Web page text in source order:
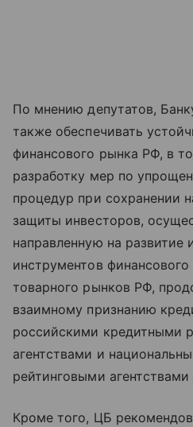
По мнению депутатов,
также обеспечивать
финансового рынка РФ, в
разработку мер по
процедур при сохранении
защиты инвесторов,
направленную на развитие
инструментов финансового
товарного рынков РФ,
взаимному признанию
российскими кредитными
агентствами и
рейтинговыми
Кроме того, ЦБ